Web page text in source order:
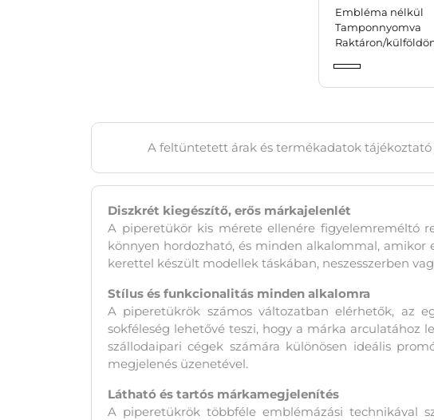
Embléma nélkül
Tamponnyomva
Raktáron/
A feltüntetett árak és termékadatok
Diszkrét kiegészítő, erős márkajelenlét
A piperetükör kis mérete ellenére figyelemreméltó
könnyen hordozható, és minden alkalommal, amikor
kerettel készült modellek táskában, neszesszerben
Stílus és funkcionalitás minden alkalomra
A piperetükrök számos változatban elérhetők, az
sokféleség lehetővé teszi, hogy a márka arculatához
szállodaipari cégek számára különösen ideális
megjelenés üzenetével.
Látható és tartós márkamegjelenítés
A piperetükrök többféle emblémázási technikával